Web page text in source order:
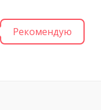
Рекомендую